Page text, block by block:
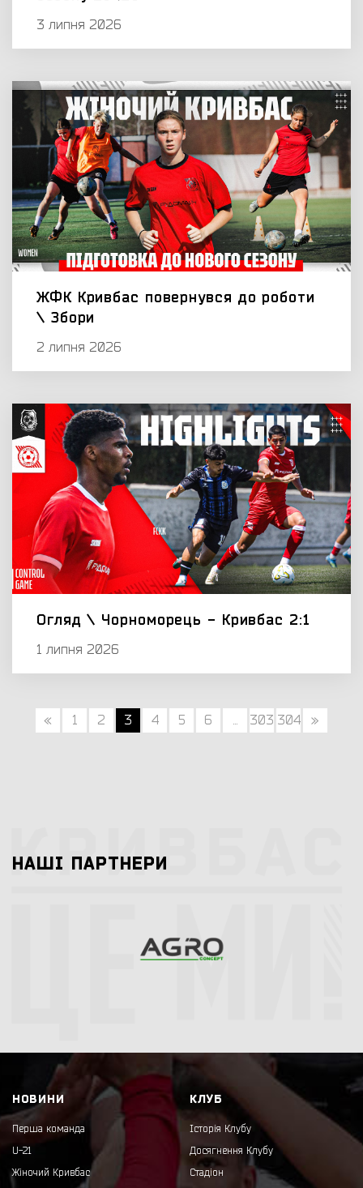
3 липня 2026
ЖФК Кривбас повернувся до роботи
\ Збори
2 липня 2026
Огляд \ Чорноморець - Кривбас 2:1
1 липня 2026
« 1 2 3 4 5 6 ... 303 304 »
НАШI ПАРТНЕРИ
НОВИНИ
Перша команда
U-21
Жіночий Кривбас
КЛУБ
Історія Клубу
Досягнення Клубу
Стадіон